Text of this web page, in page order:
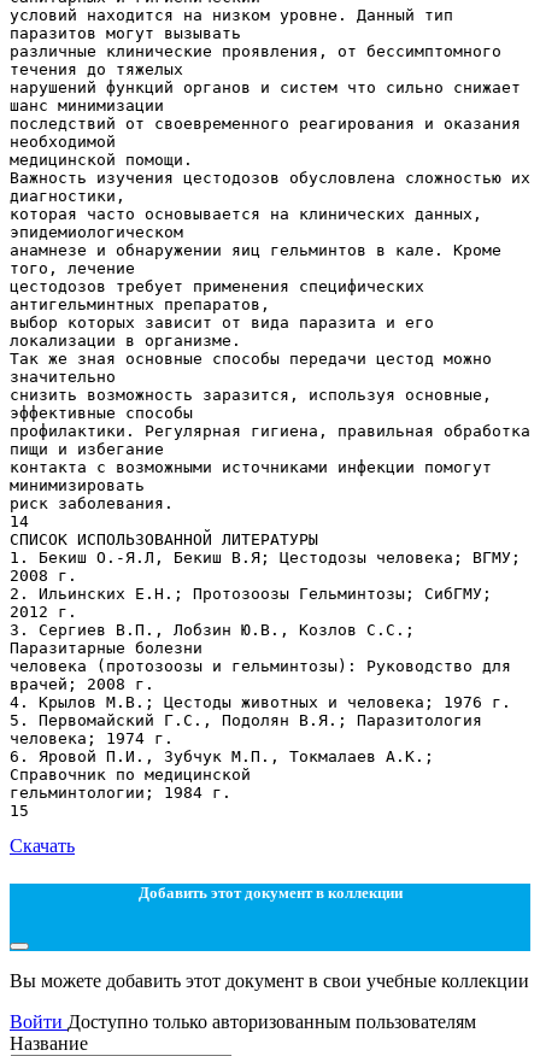
Скачать
Добавить этот документ в коллекции
Вы можете добавить этот документ в свои учебные коллекции
Войти Доступно только авторизованным пользователям
Название